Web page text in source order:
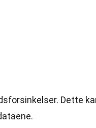
Dette